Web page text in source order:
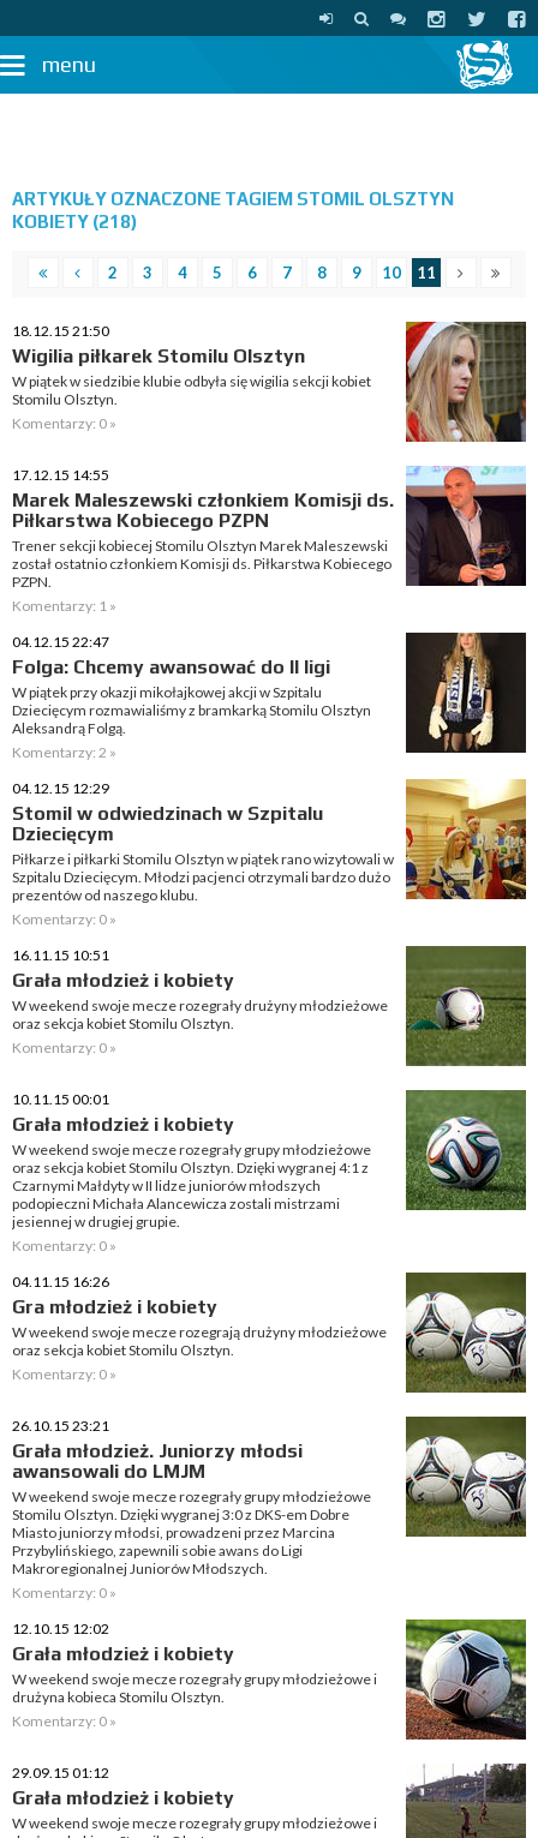
menu
ARTYKUŁY OZNACZONE TAGIEM STOMIL OLSZTYN
KOBIETY (218)
2 3 4 5 6 7 8 9 10 11
18.12.15 21:50
Wigilia piłkarek Stomilu Olsztyn
W piątek w siedzibie klubie odbyła się wigilia sekcji kobiet
Stomilu Olsztyn.
Komentarzy: 0 »
17.12.15 14:55
Marek Maleszewski członkiem Komisji ds.
Piłkarstwa Kobiecego PZPN
Trener sekcji kobiecej Stomilu Olsztyn Marek Maleszewski
został ostatnio członkiem Komisji ds. Piłkarstwa Kobiecego
PZPN.
Komentarzy: 1 »
04.12.15 22:47
Folga: Chcemy awansować do II ligi
W piątek przy okazji mikołajkowej akcji w Szpitalu
Dziecięcym rozmawialiśmy z bramkarką Stomilu Olsztyn
Aleksandrą Folgą.
Komentarzy: 2 »
04.12.15 12:29
Stomil w odwiedzinach w Szpitalu
Dziecięcym
Piłkarze i piłkarki Stomilu Olsztyn w piątek rano wizytowali w
Szpitalu Dziecięcym. Młodzi pacjenci otrzymali bardzo dużo
prezentów od naszego klubu.
Komentarzy: 0 »
16.11.15 10:51
Grała młodzież i kobiety
W weekend swoje mecze rozegrały drużyny młodzieżowe
oraz sekcja kobiet Stomilu Olsztyn.
Komentarzy: 0 »
10.11.15 00:01
Grała młodzież i kobiety
W weekend swoje mecze rozegrały grupy młodzieżowe
oraz sekcja kobiet Stomilu Olsztyn. Dzięki wygranej 4:1 z
Czarnymi Małdyty w II lidze juniorów młodszych
podopieczni Michała Alancewicza zostali mistrzami
jesiennej w drugiej grupie.
Komentarzy: 0 »
04.11.15 16:26
Gra młodzież i kobiety
W weekend swoje mecze rozegrają drużyny młodzieżowe
oraz sekcja kobiet Stomilu Olsztyn.
Komentarzy: 0 »
26.10.15 23:21
Grała młodzież. Juniorzy młodsi
awansowali do LMJM
W weekend swoje mecze rozegrały grupy młodzieżowe
Stomilu Olsztyn. Dzięki wygranej 3:0 z DKS-em Dobre
Miasto juniorzy młodsi, prowadzeni przez Marcina
Przybylińskiego, zapewnili sobie awans do Ligi
Makroregionalnej Juniorów Młodszych.
Komentarzy: 0 »
12.10.15 12:02
Grała młodzież i kobiety
W weekend swoje mecze rozegrały grupy młodzieżowe i
drużyna kobieca Stomilu Olsztyn.
Komentarzy: 0 »
29.09.15 01:12
Grała młodzież i kobiety
W weekend swoje mecze rozegrały grupy młodzieżowe i